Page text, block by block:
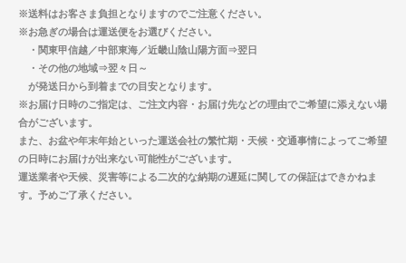
※送料はお客さま負担となりますのでご注意ください。
※お急ぎの場合は運送便をお選びください。
・関東甲信越／中部東海／近畿山陰山陽方面⇒翌日
・その他の地域⇒翌々日～
が発送日から到着までの目安となります。
※お届け日時のご指定は、ご注文内容・お届け先などの理由でご希望に添えない場
合がございます。
また、お盆や年末年始といった運送会社の繁忙期・天候・交通事情によってご希望
の日時にお届けが出来ない可能性がございます。
運送業者や天候、災害等による二次的な納期の遅延に関しての保証はできかねま
す。予めご了承ください。